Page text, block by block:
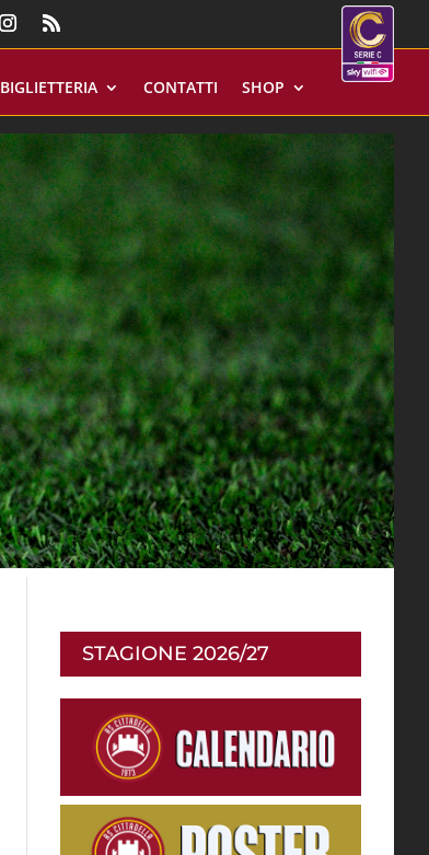
BIGLIETTERIA CONTATTI SHOP
STAGIONE 2026/27